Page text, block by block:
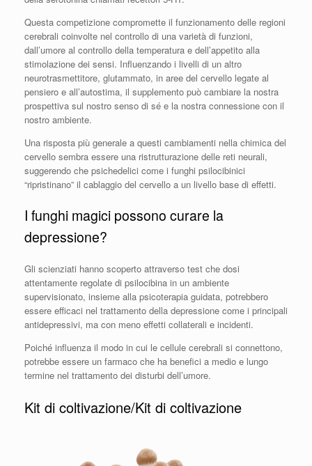
Questa competizione compromette il funzionamento delle regioni
cerebrali coinvolte nel controllo di una varietà di funzioni,
dall’umore al controllo della temperatura e dell’appetito alla
stimolazione dei sensi. Influenzando i livelli di un altro
neurotrasmettitore, glutammato, in aree del cervello legate al
pensiero e all’autostima, il supplemento può cambiare la nostra
prospettiva sul nostro senso di sé e la nostra connessione con il
nostro ambiente.
Una risposta più generale a questi cambiamenti nella chimica del
cervello sembra essere una ristrutturazione delle reti neurali,
suggerendo che psichedelici come i funghi psilocibinici
“ripristinano” il cablaggio del cervello a un livello base di effetti.
I funghi magici possono curare la
depressione?
Gli scienziati hanno scoperto attraverso test che dosi
attentamente regolate di psilocibina in un ambiente
supervisionato, insieme alla psicoterapia guidata, potrebbero
essere efficaci nel trattamento della depressione come i principali
antidepressivi, ma con meno effetti collaterali e incidenti.
Poiché influenza il modo in cui le cellule cerebrali si connettono,
potrebbe essere un farmaco che ha benefici a medio e lungo
termine nel trattamento dei disturbi dell’umore.
Kit di coltivazione/Kit di coltivazione